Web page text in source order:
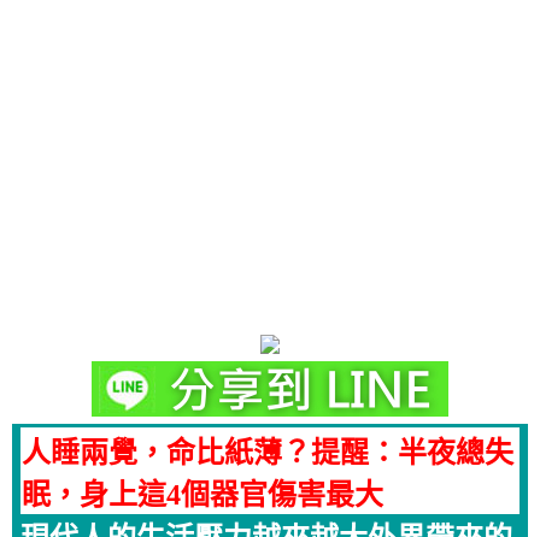
人睡兩覺，命比紙薄？提醒：半夜總失
眠，身上這4個器官傷害最大